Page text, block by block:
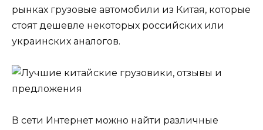
рынках грузовые автомобили из Китая, которые
стоят дешевле некоторых российских или
украинских аналогов.
В сети Интернет можно найти различные